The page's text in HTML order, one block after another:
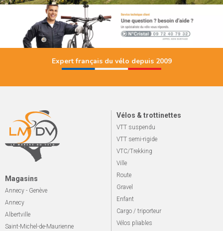
Expert français du vélo depuis 2009
Magasins
Annecy - Genève
Annecy
Albertville
Saint-Michel-de-Maurienne
Vélos & trottinettes
VTT suspendu
VTT semi-rigide
VTC/Trekking
Ville
Route
Gravel
Enfant
Cargo / triporteur
Vélos pliables